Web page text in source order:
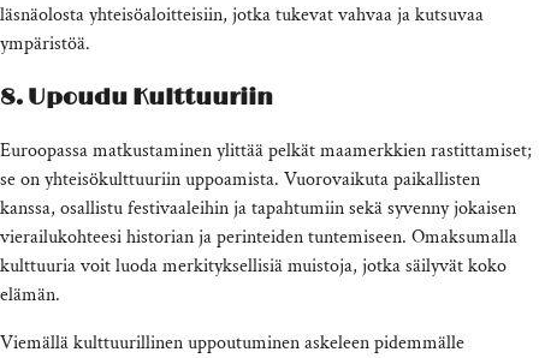
läsnäolosta yhteisöaloitteisiin, jotka tukevat vahvaa ja kutsuvaa
ympäristöä.
8. Upoudu Kulttuuriin
Euroopassa matkustaminen ylittää pelkät maamerkkien rastittamiset;
se on yhteisökulttuuriin uppoamista. Vuorovaikuta paikallisten
kanssa, osallistu festivaaleihin ja tapahtumiin sekä syvenny jokaisen
vierailukohteesi historian ja perinteiden tuntemiseen. Omaksumalla
kulttuuria voit luoda merkityksellisiä muistoja, jotka säilyvät koko
elämän.
Viemällä kulttuurillinen uppoutuminen askeleen pidemmälle